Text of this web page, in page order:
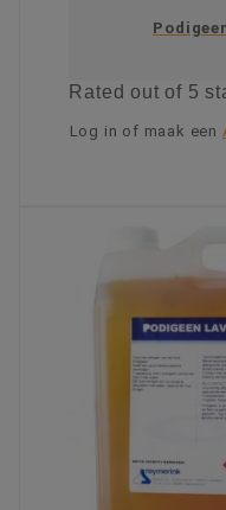
Ratedout of 5
Log in of maak een